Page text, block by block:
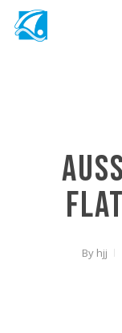
Skip
By hjj